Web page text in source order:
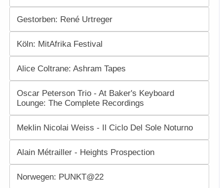
Gestorben: René Urtreger
Köln: MitAfrika Festival
Alice Coltrane: Ashram Tapes
Oscar Peterson Trio - At Baker's Keyboard
Lounge: The Complete Recordings
Meklin Nicolai Weiss - Il Ciclo Del Sole Noturno
Alain Métrailler - Heights Prospection
Norwegen: PUNKT@22